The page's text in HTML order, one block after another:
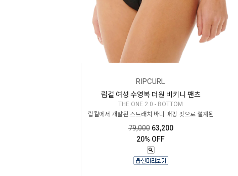
RIPCURL
립컬 여성 수영복 더원 비키니 팬츠
THE ONE 2.0 - BOTTOM
립컬에서 개발된 스트래치 바디 매핑 핏으로 설계된
79,000 63,200
20% OFF